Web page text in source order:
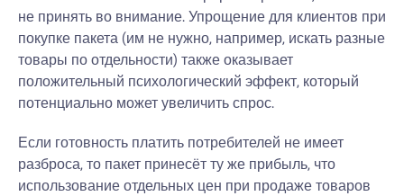
не принять во внимание. Упрощение для клиентов при
покупке пакета (им не нужно, например, искать разные
товары по отдельности) также оказывает
положительный психологический эффект, который
потенциально может увеличить спрос.
Если готовность платить потребителей не имеет
разброса, то пакет принесёт ту же прибыль, что
использование отдельных цен при продаже товаров